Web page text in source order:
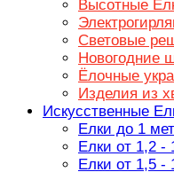
Высотные
Световые
Новогодние
Ёлочные
Изделия из
Искусственные
Елки до 1
Елки от 1,2 -
Елки от 1,5 -